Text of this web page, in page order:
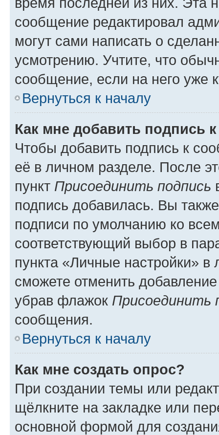
сообщение редактировал
могут сами написать о
усмотрению. Учтите, что
сообщение, если на него уже
Вернуться к началу
Как мне добавить подпись
Чтобы добавить подпись к
её в личном разделе. После
пункт Присоединить подпись
подпись добавилась. Вы
подписи по умолчанию ко
соответствующий выбор в
пункта «Личные настройки»
сможете отменить
убрав флажок Присоединить
сообщения.
Вернуться к началу
Как мне создать опрос?
При создании темы или
щёлкните на закладке или
основной формой для